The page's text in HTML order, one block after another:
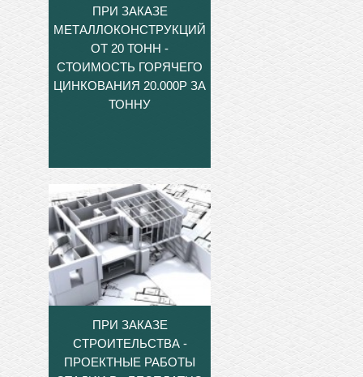
ПРИ ЗАКАЗЕ
МЕТАЛЛОКОНСТРУКЦИЙ
ОТ 20 ТОНН -
СТОИМОСТЬ ГОРЯЧЕГО
ЦИНКОВАНИЯ 20.000Р ЗА
ТОННУ
ПРИ ЗАКАЗЕ
СТРОИТЕЛЬСТВА -
ПРОЕКТНЫЕ РАБОТЫ